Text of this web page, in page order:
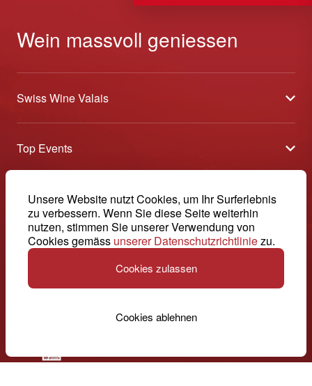
Unsere Website nutzt Cookies, um Ihr Surferlebnis
zu verbessern. Wenn Sie diese Seite weiterhin
nutzen, stimmen Sie unserer Verwendung von
Cookies gemäss unserer Datenschutzrichtliniezu.
Cookies zulassen
Cookies ablehnen
Wein massvoll geniessen
Swiss Wine Valais
Über uns
Allgemeine Geschäftsbedingungen
Medien
Kontakt
Top Events
Offene Weinkeller
Tavolata
Sélection (Ergebnisse)
Swiss Wine Valais - Avenue de la Gare 2 - CP 144 - 1964
Conthey - Suisse
info@swisswinevalais.ch
© 2026, Swiss Wine Valais
Deutsch (Schweiz)